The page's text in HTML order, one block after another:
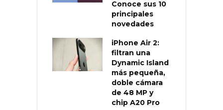
Conoce sus 10
principales
novedades
iPhone Air 2:
filtran una
Dynamic Island
más pequeña,
doble cámara
de 48 MP y
chip A20 Pro